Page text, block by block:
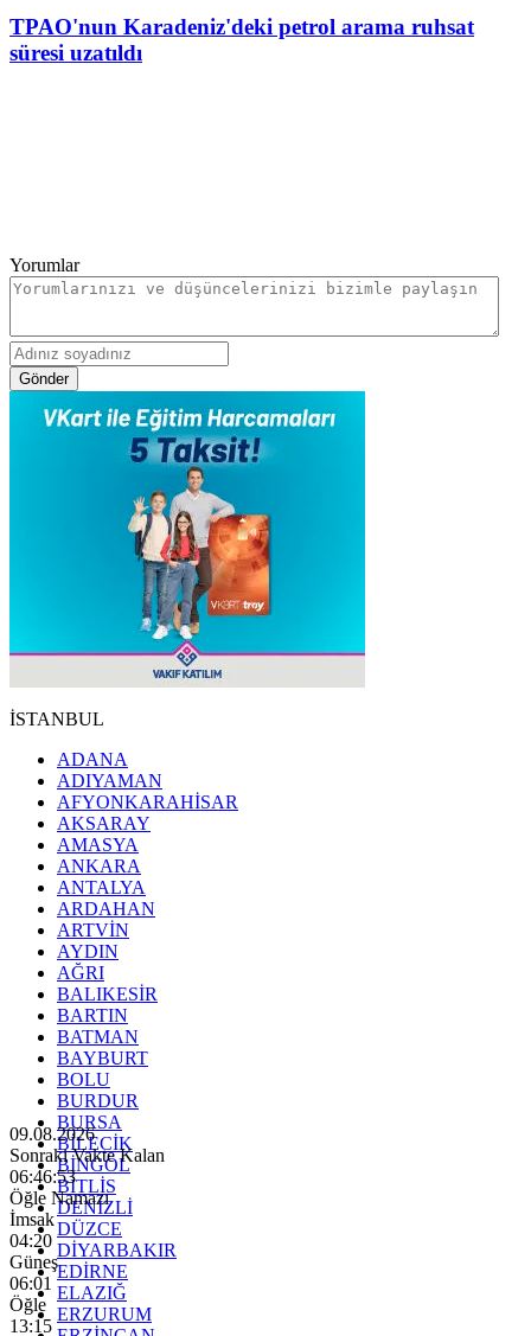
TPAO'nun Karadeniz'deki petrol arama ruhsat
süresi uzatıldı
Yorumlar
Gönder
İSTANBUL
ADANA
ADIYAMAN
AFYONKARAHİSAR
AKSARAY
AMASYA
ANKARA
ANTALYA
ARDAHAN
ARTVİN
AYDIN
AĞRI
BALIKESİR
BARTIN
BATMAN
BAYBURT
BOLU
BURDUR
BURSA
BİLECİK
BİNGÖL
BİTLİS
DENİZLİ
DÜZCE
DİYARBAKIR
EDİRNE
ELAZIĞ
ERZURUM
09.08.2026
Sonraki Vakte Kalan
06:46:51
Öğle Namazı
İmsak
04:20
Güneş
06:01
Öğle
13:15